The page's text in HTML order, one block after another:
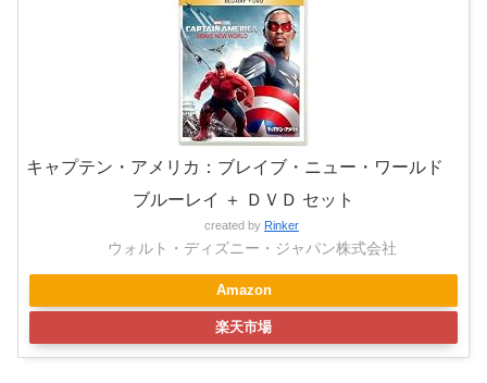
キャプテン・アメリカ：ブレイブ・ニュー・ワールド
ブルーレイ ＋ ＤＶＤ セット
created by Rinker
ウォルト・ディズニー・ジャパン株式会社
Amazon
楽天市場